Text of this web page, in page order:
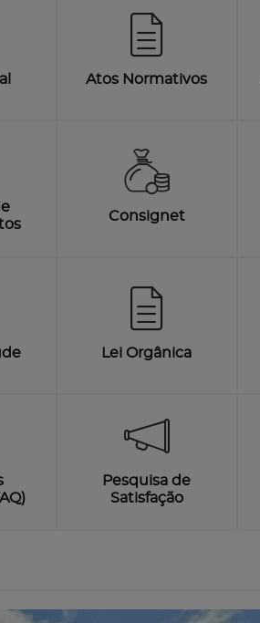
Atos Normativos
Consignet
Lei Orgânica
Pesquisa de
Satisfação